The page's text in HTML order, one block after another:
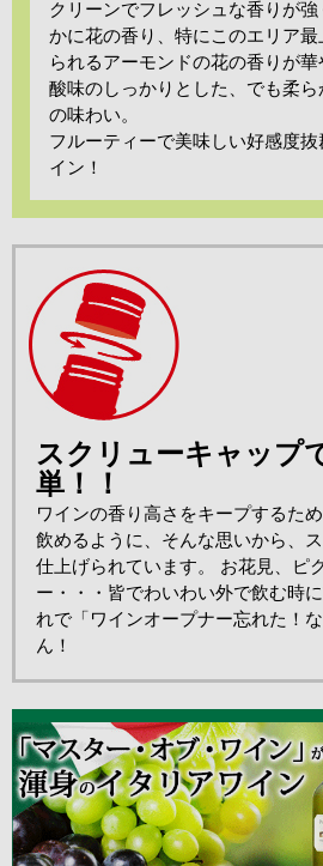
クリーンでフレッシュな香りが
かに花の香り、特にこのエリア
られるアーモンドの花の香りが華
酸味のしっかりとした、でも柔
の味わい。
フルーティーで美味しい好感度
イン！
スクリューキャップ
単！！
ワインの香り高さをキープするた
飲めるように、そんな思いから、
仕上げられています。 お花見、ピ
ー・・・皆でわいわい外で飲む時
れで「ワインオープナー忘れた！
ん！